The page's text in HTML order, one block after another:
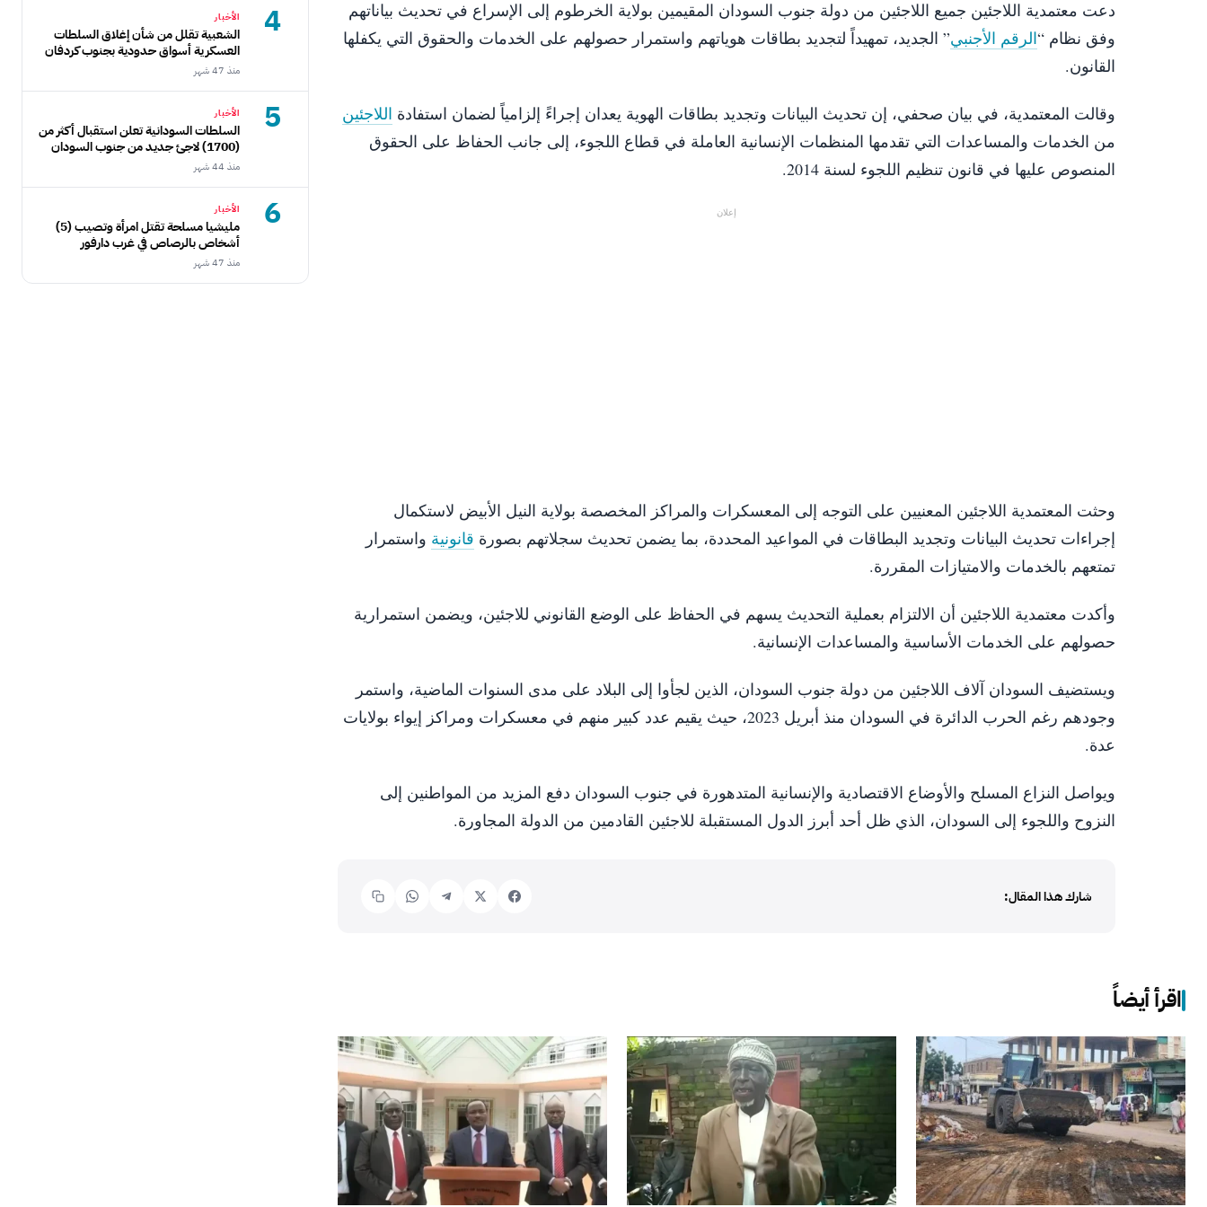
دعت معتمدية اللاجئين جميع اللاجئين من دولة جنوب السودان المقيمين بولاية الخرطوم إلى الإسراع في تحديث بياناتهم
وفق نظام “الرقم الأجنبي” الجديد، تمهيداً لتجديد بطاقات هوياتهم واستمرار حصولهم على الخدمات والحقوق التي يكفلها
القانون.
وقالت المعتمدية، في بيان صحفي، إن تحديث البيانات وتجديد بطاقات الهوية يعدان إجراءً إلزامياً لضمان استفادة اللاجئين
من الخدمات والمساعدات التي تقدمها المنظمات الإنسانية العاملة في قطاع اللجوء، إلى جانب الحفاظ على الحقوق
المنصوص عليها في قانون تنظيم اللجوء لسنة 2014.
إعلان
وحثت المعتمدية اللاجئين المعنيين على التوجه إلى المعسكرات والمراكز المخصصة بولاية النيل الأبيض لاستكمال
إجراءات تحديث البيانات وتجديد البطاقات في المواعيد المحددة، بما يضمن تحديث سجلاتهم بصورة قانونية واستمرار
تمتعهم بالخدمات والامتيازات المقررة.
وأكدت معتمدية اللاجئين أن الالتزام بعملية التحديث يسهم في الحفاظ على الوضع القانوني للاجئين، ويضمن استمرارية
حصولهم على الخدمات الأساسية والمساعدات الإنسانية.
ويستضيف السودان آلاف اللاجئين من دولة جنوب السودان، الذين لجأوا إلى البلاد على مدى السنوات الماضية، واستمر
وجودهم رغم الحرب الدائرة في السودان منذ أبريل 2023، حيث يقيم عدد كبير منهم في معسكرات ومراكز إيواء بولايات
عدة.
ويواصل النزاع المسلح والأوضاع الاقتصادية والإنسانية المتدهورة في جنوب السودان دفع المزيد من المواطنين إلى
النزوح واللجوء إلى السودان، الذي ظل أحد أبرز الدول المستقبلة للاجئين القادمين من الدولة المجاورة.
شارك هذا المقال:
اقرأ أيضاً
4 الأخبار
الشعبية تقلل من شأن إغلاق السلطات
العسكرية أسواق حدودية بجنوب كردفان
منذ 47 شهر
5 الأخبار
السلطات السودانية تعلن استقبال أكثر من
(1700) لاجئ جديد من جنوب السودان
منذ 44 شهر
6 الأخبار
مليشيا مسلحة تقتل امرأة وتصيب (5)
أشخاص بالرصاص في غرب دارفور
منذ 47 شهر